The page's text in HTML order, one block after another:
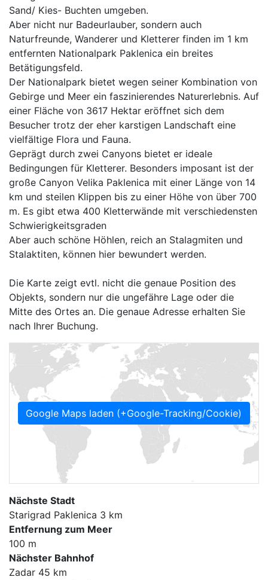
Sand/ Kies- Buchten umgeben.
Aber nicht nur Badeurlauber, sondern auch
Naturfreunde, Wanderer und Kletterer finden im 1 km
entfernten Nationalpark Paklenica ein breites
Betätigungsfeld.
Der Nationalpark bietet wegen seiner Kombination von
Gebirge und Meer ein faszinierendes Naturerlebnis. Auf
einer Fläche von 3617 Hektar eröffnet sich dem
Besucher trotz der eher karstigen Landschaft eine
vielfältige Flora und Fauna.
Geprägt durch zwei Canyons bietet er ideale
Bedingungen für Kletterer. Besonders imposant ist der
große Canyon Velika Paklenica mit einer Länge von 14
km und steilen Klippen bis zu einer Höhe von über 700
m. Es gibt etwa 400 Kletterwände mit verschiedensten
Schwierigkeitsgraden
Aber auch schöne Höhlen, reich an Stalagmiten und
Stalaktiten, können hier bewundert werden.
Die Karte zeigt evtl. nicht die genaue Position des
Objekts, sondern nur die ungefähre Lage oder die
Mitte des Ortes an. Die genaue Adresse erhalten Sie
nach Ihrer Buchung.
Google Maps laden (+Google-Tracking/Cookie)
Nächste Stadt
Starigrad Paklenica 3 km
Entfernung zum Meer
100 m
Nächster Bahnhof
Zadar 45 km